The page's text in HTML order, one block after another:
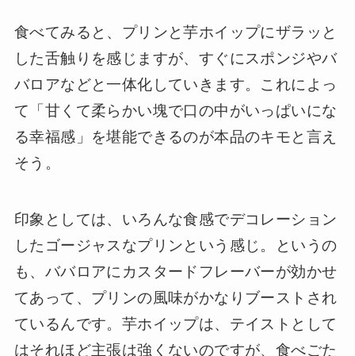
食べてみると、プリンと芋ホイップにザラッと
した舌触りを感じますが、すぐにスポンジやバ
バロアなどと一体化していきます。これによっ
て「甘くて柔らかい塊で口の中がいっぱいにな
る幸福感」を堪能できるのが本品のキモと言え
そう。
印象としては、いろんな食感でデコレーション
したゴージャスなプリンという感じ。というの
も、ババロアにカスタードフレーバーが効かせ
てあって、プリンの風味がかなりブーストされ
ているんです。芋ホイップは、テイストとして
はそれほど主張は強くないのですが、食べごた